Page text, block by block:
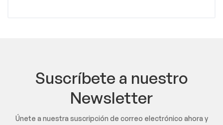
Suscríbete a nuestro
Newsletter
Únete a nuestra suscripción de correo electrónico ahora y